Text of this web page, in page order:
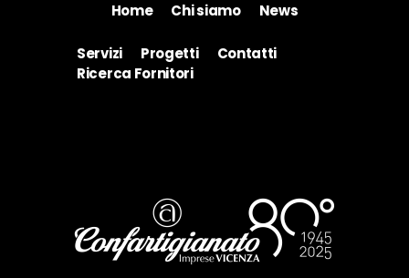
Home Chi siamo News
Servizi Progetti
Contatti
Ricerca Fornitori